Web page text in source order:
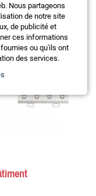
Nous partageons
de notre site
de publicité et
ces informations
ou qu'ils ont
des services.